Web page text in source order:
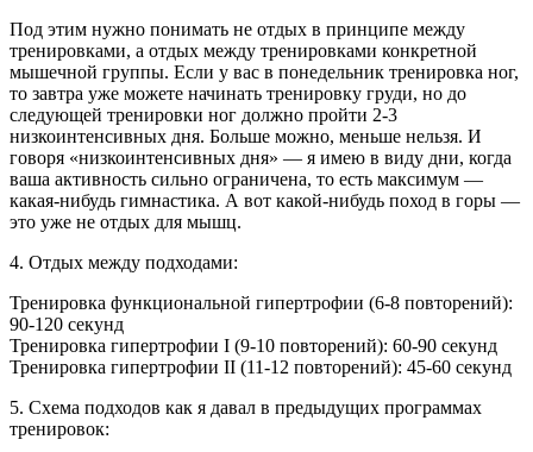
Под этим нужно понимать не отдых в принципе между
тренировками, а отдых между тренировками конкретной
мышечной группы. Если у вас в понедельник тренировка ног,
то завтра уже можете начинать тренировку груди, но до
следующей тренировки ног должно пройти 2-3
низкоинтенсивных дня. Больше можно, меньше нельзя. И
говоря «низкоинтенсивных дня» — я имею в виду дни, когда
ваша активность сильно ограничена, то есть максимум —
какая-нибудь гимнастика. А вот какой-нибудь поход в горы —
это уже не отдых для мышц.
4. Отдых между подходами:
Тренировка функциональной гипертрофии (6-8 повторений):
90-120 секунд
Тренировка гипертрофии I (9-10 повторений): 60-90 секунд
Тренировка гипертрофии II (11-12 повторений): 45-60 секунд
5. Схема подходов как я давал в предыдущих программах
тренировок: